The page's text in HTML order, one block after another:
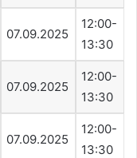
07.09.2025
12:00-
13:30
07.09.2025
12:00-
13:30
07.09.2025
12:00-
13:30